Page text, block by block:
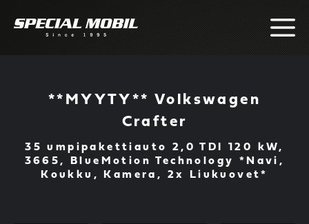
**MYYTY** Volkswagen
Crafter
35 umpipakettiauto 2,0 TDI 120 kW,
3665, BlueMotion Technology *Navi,
Koukku, Kamera, 2x Liukuovet*